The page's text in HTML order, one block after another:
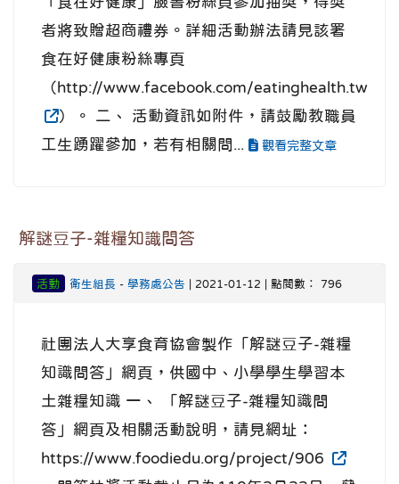
者將致贈超商禮券。詳細活動辦法請見該署
食在好健康粉絲專頁
（http://www.facebook.com/eatinghealth.tw
）。 二、 活動資訊如附件，請鼓勵教職員
工生踴躍參加，若有相關問...
觀看完整文章
解謎豆子-雜糧知識問答
活動 衛生組長 - 學務處公告 | 2021-01-12 | 點閱數： 796
社團法人大享食育協會製作「解謎豆子-雜糧
知識問答」網頁，供國中、小學學生學習本
土雜糧知識 一、 「解謎豆子-雜糧知識問
答」網頁及相關活動說明，請見網址：
https://www.foodiedu.org/project/906